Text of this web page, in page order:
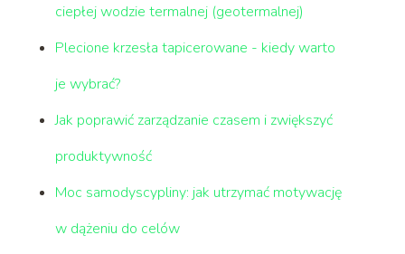
ciepłej wodzie termalnej (geotermalnej)
Plecione krzesła tapicerowane - kiedy warto
je wybrać?
Jak poprawić zarządzanie czasem i zwiększyć
produktywność
Moc samodyscypliny: jak utrzymać motywację
w dążeniu do celów